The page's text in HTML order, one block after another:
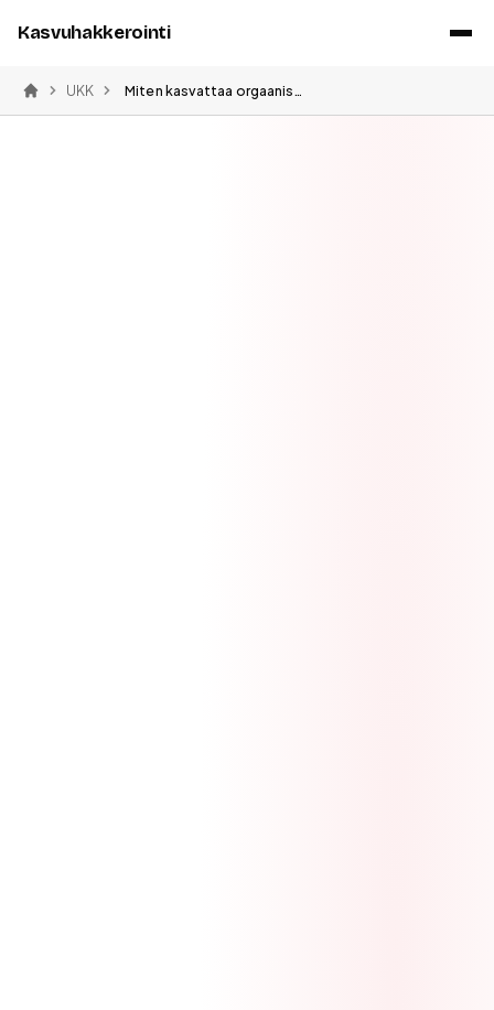
Kasvuhakkerointi
Etusivu
UKK Miten kasvattaa orgaanista liikennettä